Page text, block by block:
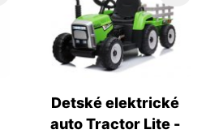
Detské elektrické
auto Tractor Lite -